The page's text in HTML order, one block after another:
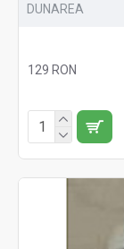
DUNAREA
129 RON